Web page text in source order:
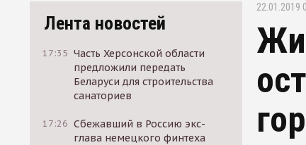
Лента новостей
17:35 Часть Херсонской области
предложили передать
Беларуси для строительства
санаториев
17:26 Сбежавший в Россию экс-
глава немецкого финтеха
22.01.2019